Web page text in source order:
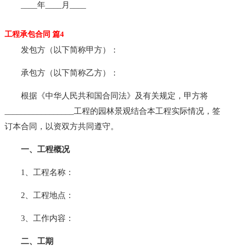
____年____月____
工程承包合同 篇4
发包方（以下简称甲方）：
承包方（以下简称乙方）：
根据《中华人民共和国合同法》及有关规定，甲方将
_________________工程的园林景观结合本工程实际情况，签
订本合同，以资双方共同遵守。
一、工程概况
1、工程名称：
2、工程地点：
3、工作内容：
二、工期